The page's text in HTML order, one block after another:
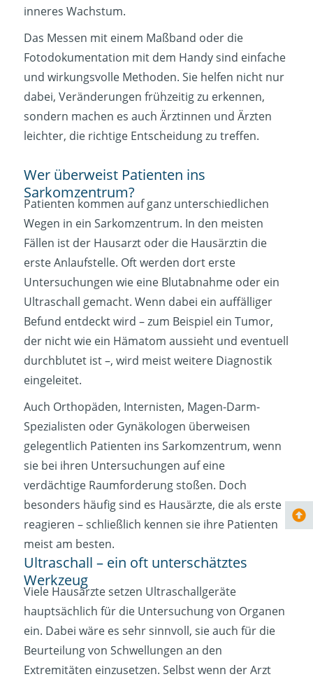
inneres Wachstum.
Das Messen mit einem Maßband oder die
Fotodokumentation mit dem Handy sind einfache
und wirkungsvolle Methoden. Sie helfen nicht nur
dabei, Veränderungen frühzeitig zu erkennen,
sondern machen es auch Ärztinnen und Ärzten
leichter, die richtige Entscheidung zu treffen.
Wer überweist Patienten ins
Sarkomzentrum?
Patienten kommen auf ganz unterschiedlichen
Wegen in ein Sarkomzentrum. In den meisten
Fällen ist der Hausarzt oder die Hausärztin die
erste Anlaufstelle. Oft werden dort erste
Untersuchungen wie eine Blutabnahme oder ein
Ultraschall gemacht. Wenn dabei ein auffälliger
Befund entdeckt wird – zum Beispiel ein Tumor,
der nicht wie ein Hämatom aussieht und eventuell
durchblutet ist –, wird meist weitere Diagnostik
eingeleitet.
Auch Orthopäden, Internisten, Magen-Darm-
Spezialisten oder Gynäkologen überweisen
gelegentlich Patienten ins Sarkomzentrum, wenn
sie bei ihren Untersuchungen auf eine
verdächtige Raumforderung stoßen. Doch
besonders häufig sind es Hausärzte, die als erste
reagieren – schließlich kennen sie ihre Patienten
meist am besten.
Ultraschall – ein oft unterschätztes
Werkzeug
Viele Hausärzte setzen Ultraschallgeräte
hauptsächlich für die Untersuchung von Organen
ein. Dabei wäre es sehr sinnvoll, sie auch für die
Beurteilung von Schwellungen an den
Extremitäten einzusetzen. Selbst wenn der Arzt